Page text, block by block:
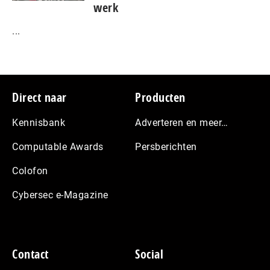
werk
...
Footer
Direct naar
Kennisbank
Computable Awards
Colofon
Cybersec e-Magazine
Producten
Adverteren en meer…
Persberichten
Contact Social